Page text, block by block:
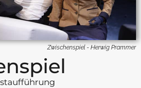
Zwischenspiel - Herwig Prammer